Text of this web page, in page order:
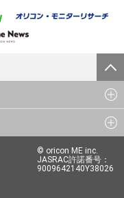
© oricon ME inc.
JASRAC許諾番号：
9009642140Y38026